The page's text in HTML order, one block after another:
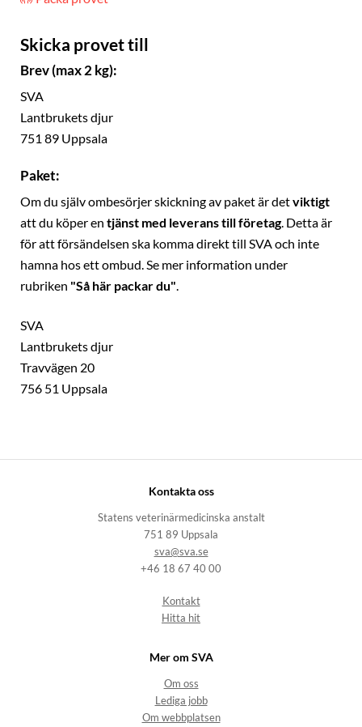
Skicka provet till
Brev (max 2 kg):
SVA
Lantbrukets djur
751 89 Uppsala
Paket:
Om du själv ombesörjer skickning av paket är detviktigt
att du köper en tjänst med leverans till företag. Detta är
för att försändelsen ska komma direkt till SVA och inte
hamna hos ett ombud. Se mer information under
rubriken "Så här packar du".
SVA
Lantbrukets djur
Travvägen 20
756 51 Uppsala
Kontakta oss
Statens veterinärmedicinska anstalt
751 89 Uppsala
sva@sva.se
+46 18 67 40 00
Kontakt
Hitta hit
Mer om SVA
Om oss
Lediga jobb
Om webbplatsen